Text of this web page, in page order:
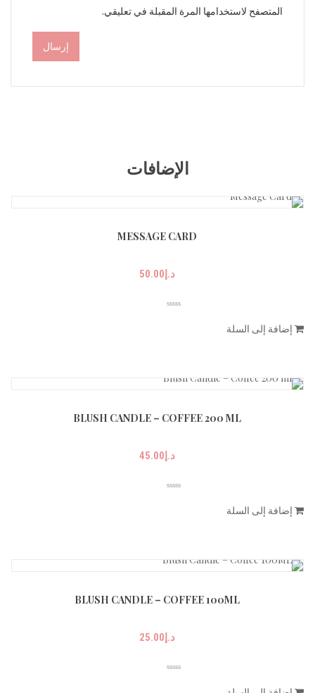
المتصفح لاستخدامها المرة المقبلة في تعليقي.
الإضافات
MESSAGE CARD
د.إ50.00
إضافة إلى السلة
BLUSH CANDLE – COFFEE 200 ML
د.إ45.00
إضافة إلى السلة
BLUSH CANDLE – COFFEE 100ML
د.إ25.00